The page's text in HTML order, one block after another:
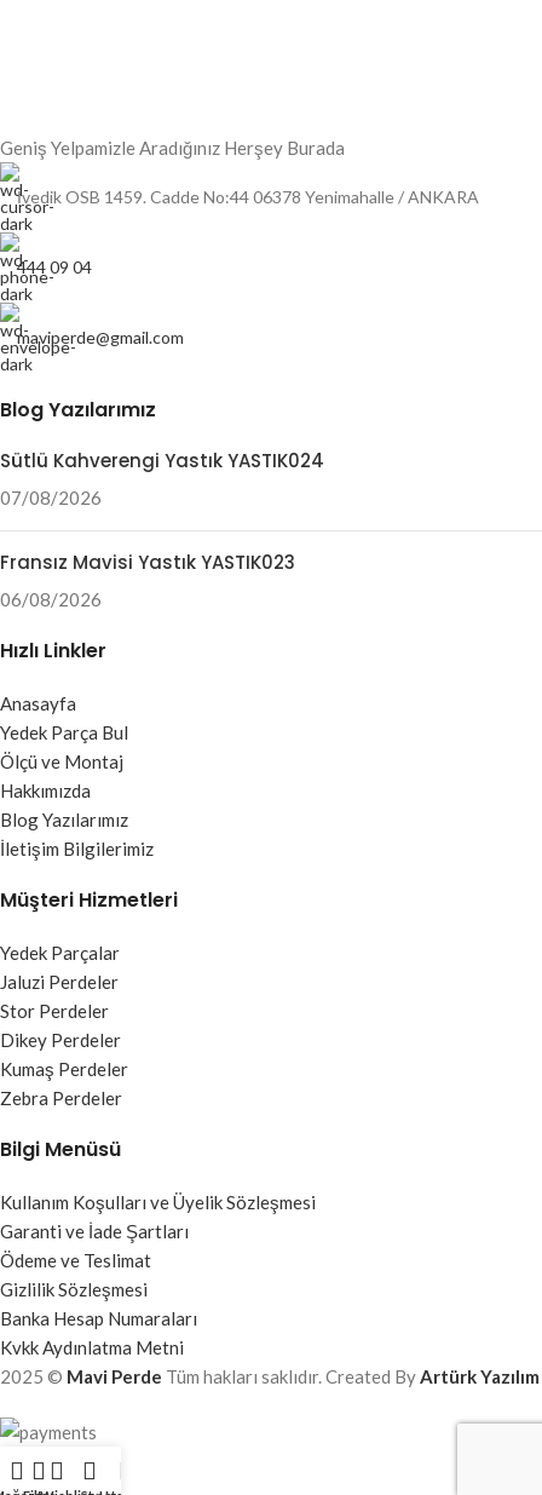
Geniş Yelpamizle Aradığınız Herşey Burada
İvedik OSB 1459. Cadde No:44 06378 Yenimahalle / ANKARA
444 09 04
maviperde@gmail.com
Blog Yazılarımız
Sütlü Kahverengi Yastık YASTIK024
07/08/2026
Fransız Mavisi Yastık YASTIK023
06/08/2026
Hızlı Linkler
Anasayfa
Yedek Parça Bul
Ölçü ve Montaj
Hakkımızda
Blog Yazılarımız
İletişim Bilgilerimiz
Müşteri Hizmetleri
Yedek Parçalar
Jaluzi Perdeler
Stor Perdeler
Dikey Perdeler
Kumaş Perdeler
Zebra Perdeler
Bilgi Menüsü
Kullanım Koşulları ve Üyelik Sözleşmesi
Garanti ve İade Şartları
Ödeme ve Teslimat
Gizlilik Sözleşmesi
Banka Hesap Numaraları
Kvkk Aydınlatma Metni
2025 © Mavi Perde Tüm hakları saklıdır. Created By Artürk Yazılım